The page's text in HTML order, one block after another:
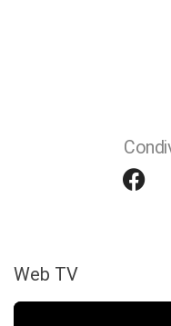
Web TV